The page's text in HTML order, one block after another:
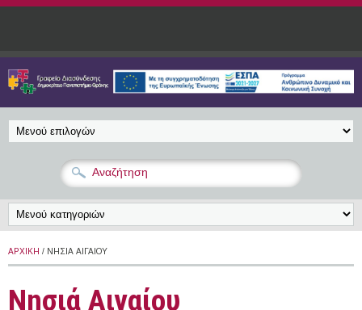
Παράκαμψη προς το κυρίως περιεχόμενο
ΑΡΧΙΚΉ / ΝΗΣΙΆ ΑΙΓΑΊΟΥ
Νησιά Αιγαίου